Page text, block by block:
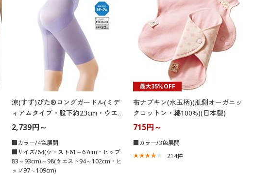
涼(すず)ぴた®ロングガードル(ミデ
ィアムタイプ・股下約23cm・ウエ
ストゴム身生地くるみ仕様)
2,739円～
■カラー/4色展開
■サイズ/64(ウエスト61～67cm・ヒップ
83～93cm)～98(ウエスト94～102cm・ヒ
ップ97～109cm)
最大35％OFF
布ナプキン(水玉柄)(肌側オーガニッ
クコットン・綿100%)(日本製)
715円～
■カラー/3色展開
214件